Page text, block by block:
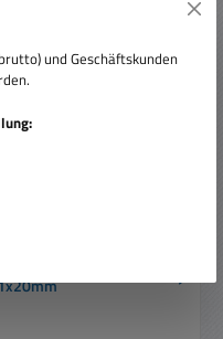
LED Trafo LED
und Geschäftskunden